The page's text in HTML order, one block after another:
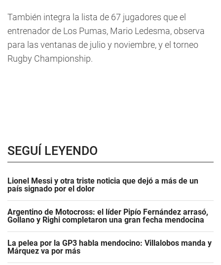
También integra la lista de 67 jugadores que el
entrenador de Los Pumas, Mario Ledesma, observa
para las ventanas de julio y noviembre, y el torneo
Rugby Championship.
SEGUÍ LEYENDO
Lionel Messi y otra triste noticia que dejó a más de un
país signado por el dolor
Argentino de Motocross: el líder Pipío Fernández arrasó,
Gollano y Righi completaron una gran fecha mendocina
La pelea por la GP3 habla mendocino: Villalobos manda y
Márquez va por más